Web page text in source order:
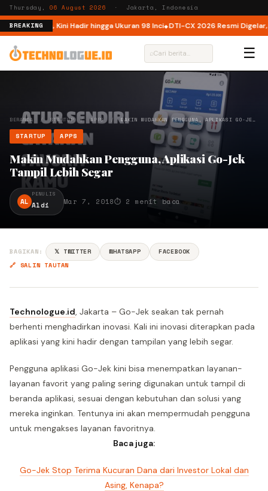
Thursday,06 August 2026 · Jakarta, Indonesia
BREAKING
Indonesia, Kini Hadir hingga Ukuran 98 Inci DTI-CX 2026 Resmi Digelar,
⌕ ☰
BERANDA / STARTUP/APPS /MAKIN MUDAHKAN PENGGUNA, APLIKASI GO-JE…
STARTUP APPS
Makin Mudahkan Pengguna, Aplikasi Go-Jek
Tampil Lebih Segar
AL
PENULIS
Aldi Mar 7, 2018⏱ 2 menit baca
BAGIKAN: 𝕏 TWITTER WHATSAPP
FACEBOOK
🔗 SALIN TAUTAN
Technologue.id, Jakarta – Go-Jek seakan tak pernah
berhenti menghadirkan inovasi. Kali ini inovasi diterapkan pada
aplikasi yang kini hadir dengan tampilan yang lebih segar.
Pengguna aplikasi Go-Jek kini bisa menempatkan layanan-
layanan favorit yang paling sering digunakan untuk tampil di
beranda aplikasi, sesuai dengan kebutuhan dan solusi yang
mereka inginkan. Tentunya ini akan mempermudah pengguna
untuk mengakses layanan favoritnya.
Baca juga:
Go-Jek Stop Terima Kucuran Dana dari Investor Lokal dan
Asing, Kenapa?